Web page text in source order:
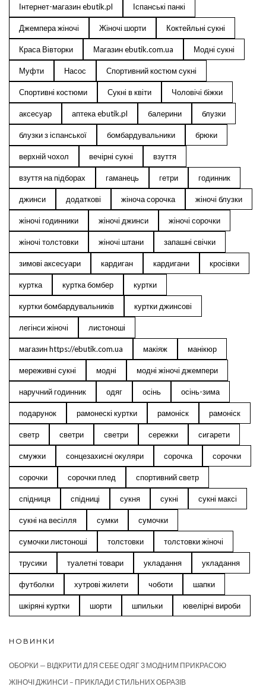
Інтернет-магазин ebutik.pl Іспанські панкі
Джемпера жіночі Жіночі шорти Коктейльні сукні
Краса Вівторки Магазин ebutik.com.ua Модні сукні
Муфти Насос Спортивний костюм сукні
Спортивні костюми Сукні в квіти Чоловічі біжки
аксесуар аптека ebutik.pl балерини блузки
блузки з іспанської бомбардувальники брюки
верхній чохол вечірні сукні взуття
взуття на підборах гаманець гетри годинник
джинси додаткові жіноча сорочка жіночі блузки
жіночі годинники жіночі джинси жіночі сорочки
жіночі толстовки жіночі штани запашні свічки
зимові аксесуари кардиган кардигани кросівки
куртка куртка бомбер куртки
куртки бомбардувальників куртки джинсові
легінси жіночі листоноші
магазин https://ebutik.com.ua макіяж манікюр
мереживні сукні модні модні жіночі джемпери
наручний годинник одяг осінь осінь-зима
подарунок рамонескі куртки рамоніск рамоніск
светр светри светри сережки сигарети
смужки сонцезахисні окуляри сорочка сорочки
сорочки сорочки плед спортивний светр
спідниця спідниці сукня сукні сукні максі
сукні на весілля сумки сумочки
сумочки листоноші толстовки толстовки жіночі
трусики туалетні товари укладання укладання
футболки хутрові жилети чоботи шапки
шкіряні куртки шорти шпильки ювелірні вироби
НОВИНКИ
ОБОРКИ — ВІДКРИТИ ДЛЯ СЕБЕ ОДЯГ З МОДНИМ ПРИКРАСОЮ
ЖІНОЧІ ДЖИНСИ – ПРИКЛАДИ СТИЛЬНИХ ОБРАЗІВ